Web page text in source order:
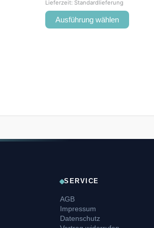
Lieferzeit: Standardlieferung
Ausführung wählen
SERVICE
AGB
Impressum
Datenschutz